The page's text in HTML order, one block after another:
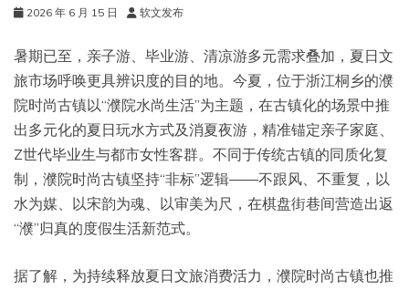
2026 年 6 月 15 日 软文发布
暑期已至，亲子游、毕业游、清凉游多元需求叠加，夏日文
旅市场呼唤更具辨识度的目的地。今夏，位于浙江桐乡的濮
院时尚古镇以“濮院水尚生活”为主题，在古镇化的场景中推
出多元化的夏日玩水方式及消夏夜游，精准锚定亲子家庭、
Z世代毕业生与都市女性客群。不同于传统古镇的同质化复
制，濮院时尚古镇坚持“非标”逻辑——不跟风、不重复，以
水为媒、以宋韵为魂、以审美为尺，在棋盘街巷间营造出返
“濮”归真的度假生活新范式。
据了解，为持续释放夏日文旅消费活力，濮院时尚古镇也推